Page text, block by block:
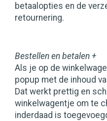
betaalopties en de
retournering.
Bestellen en betalen +
Als je op de
popup met de inhoud
Dat werkt prettig en
winkelwagentje om te
inderdaad is